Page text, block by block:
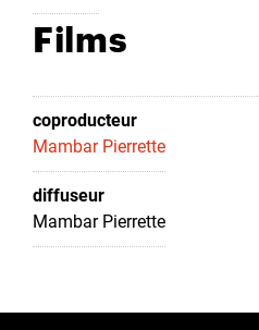
Films
coproducteur
Mambar Pierrette
diffuseur
Mambar Pierrette